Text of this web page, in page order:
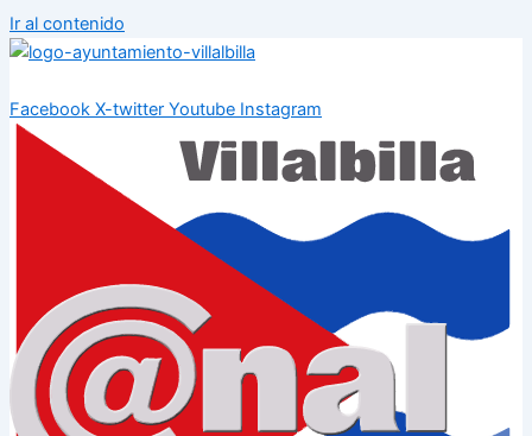
Ir al contenido
Facebook X-twitter Youtube Instagram